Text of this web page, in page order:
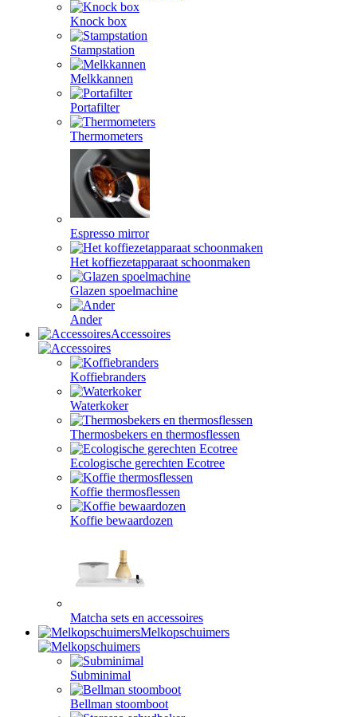
Knock box
Stampstation
Melkkannen
Portafilter
Thermometers
Espresso mirror
Het koffiezetapparaat schoonmaken
Glazen spoelmachine
Ander
Accessoires
Koffiebranders
Waterkoker
Thermosbekers en thermosflessen
Ecologische gerechten Ecotree
Koffie thermosflessen
Koffie bewaardozen
Matcha sets en accessoires
Melkopschuimers
Subminimal
Bellman stoomboot